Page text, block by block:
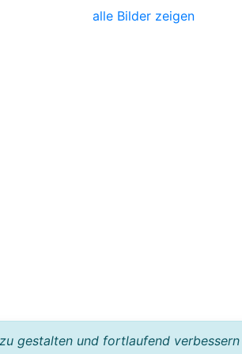
alle Bilder zeigen
gestalten und fortlaufend